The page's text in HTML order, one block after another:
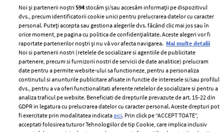
ELLE Style Awards
2024
Despre ELLE
Romania
Contact
Termeni si conditii
Politica de
confidențialitate
Politica de cookies
Publicitate
Noi și partenerii noștri594stocăm și/sau accesăm informații pe dispozitivul
dvs., precum identificatorii cookie unici pentru prelucrarea datelor cu caracter
personal. Puteți accepta sau gestiona alegerile dvs. făcând clic mai jos sau în
orice moment, pe pagina cu politica de confidențialitate. Aceste alegeri vor fi
raportate partenerilor noștri și nu vă vor afecta navigarea. Mai multe detalii
Noi si partenerii nostri (retelele de socializare si agentiile de publicitate
partenere, precum si furnizorii nostri de servicii de date analitice) prelucram
date pentru a permite website-ului sa functioneze, pentru a personaliza
continutul si anunturile publicitare afisate in functie de interesele si/sau profilul
dvs., pentru a va oferi functionalitati aferente retelelor de socializare si pentru a
analiza traficul pe website. Beneficiati de drepturile prevazute de art. 15-22 din
GDPR in legatura cu prelucrarea datelor cu caracter personal. Aceste drepturi pot
fi exercitate prin modalitatea indicataaici. Prin click pe “ACCEPT TOATE”,
acceptati folosirea tuturor Tehnologiilor de tip Cookie, care implica inclusiv